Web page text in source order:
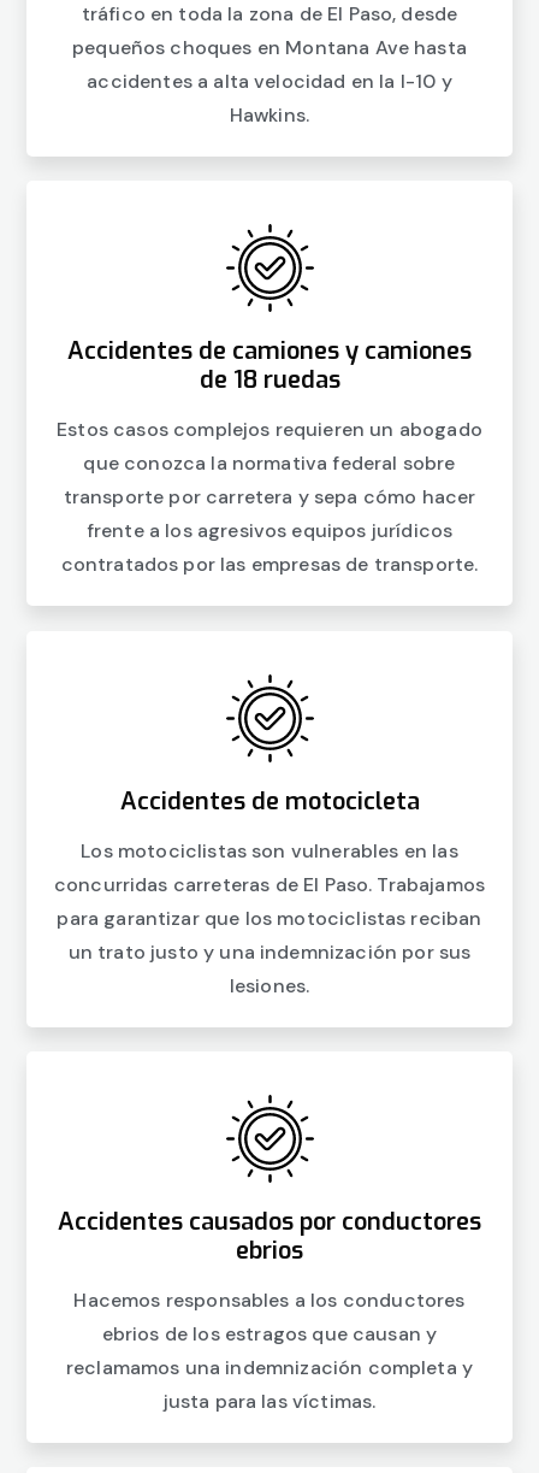
tráfico en toda la zona de El Paso, desde
pequeños choques en Montana Ave hasta
accidentes a alta velocidad en la I-10 y
Hawkins.
Accidentes de camiones y camiones
de 18 ruedas
Estos casos complejos requieren un abogado
que conozca la normativa federal sobre
transporte por carretera y sepa cómo hacer
frente a los agresivos equipos jurídicos
contratados por las empresas de transporte.
Accidentes de motocicleta
Los motociclistas son vulnerables en las
concurridas carreteras de El Paso. Trabajamos
para garantizar que los motociclistas reciban
un trato justo y una indemnización por sus
lesiones.
Accidentes causados por conductores
ebrios
Hacemos responsables a los conductores
ebrios de los estragos que causan y
reclamamos una indemnización completa y
justa para las víctimas.